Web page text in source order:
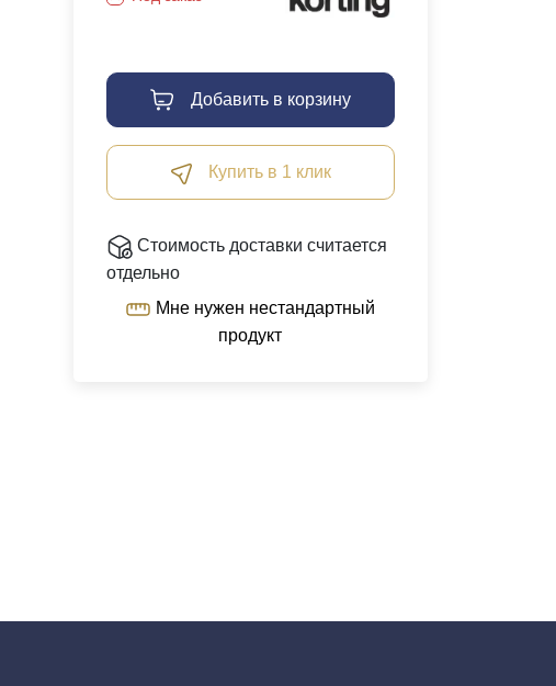
Добавить в корзину
Купить в 1 клик
Стоимость доставки считается
отдельно
продукт